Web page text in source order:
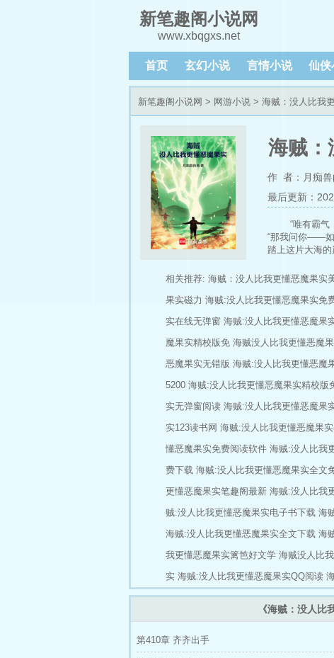
新笔趣阁小说网
www.xbqgxs.net
首页 玄幻小说 言情小说 仙侠
新笔趣阁小说网 > 网游小说 > 海贼：没人比我
海贼：
作 者：月痴兽
最后更新：
“唯有霸气
“那我问你——如
踏上这片大海的
“我不是早就在
强大到极点的
相关推荐: 海贼：没人比我更懂恶魔果实
果实磁力 海贼:没人比我更懂恶魔果实免
实在线无弹窗 海贼:没人比我更懂恶魔果
魔果实精校版免 海贼没人比我更懂恶魔
恶魔果实无错版 海贼:没人比我更懂恶魔
5200 海贼:没人比我更懂恶魔果实精校版
实无弹窗阅读 海贼:没人比我更懂恶魔果
实123读书网 海贼:没人比我更懂恶魔果
懂恶魔果实免费阅读软件 海贼:没人比我
费下载 海贼:没人比我更懂恶魔果实全文
更懂恶魔果实笔趣阁最新 海贼:没人比我
贼:没人比我更懂恶魔果实电子书下载 海
海贼:没人比我更懂恶魔果实全文下载 海
我更懂恶魔果实篱笆好文学 海贼没人比
实 海贼:没人比我更懂恶魔果实QQ阅读
《海贼：没人比
第410章 齐齐出手